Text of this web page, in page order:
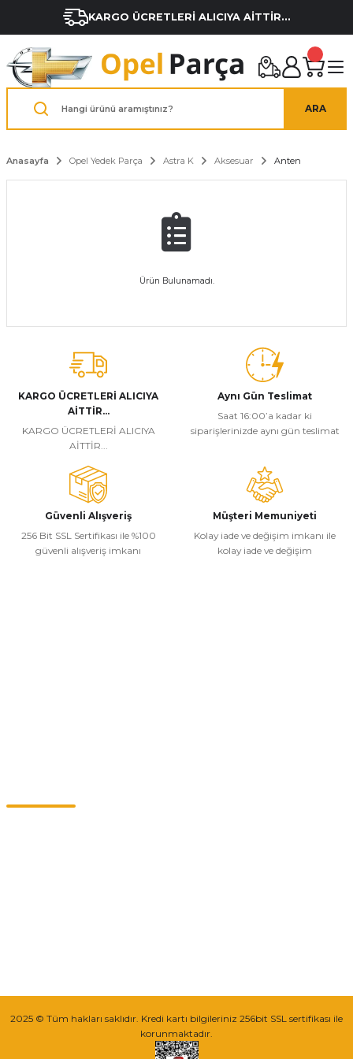
KARGO ÜCRETLERİ ALICIYA AİTTİR...
ARA
Anasayfa Opel Yedek Parça Astra K Aksesuar Anten
Ürün Bulunamadı.
KARGO ÜCRETLERİ ALICIYA
AİTTİR...
KARGO ÜCRETLERİ ALICIYA
AİTTİR...
Aynı Gün Teslimat
Saat 16:00’a kadar ki
siparişlerinizde aynı gün teslimat
Güvenli Alışveriş
256 Bit SSL Sertifikası ile %100
güvenli alışveriş imkanı
Müşteri Memuniyeti
Kolay iade ve değişim imkanı ile
kolay iade ve değişim
2025 © Tüm hakları saklıdır. Kredi kartı bilgileriniz 256bit SSL sertifikası ile
korunmaktadır.